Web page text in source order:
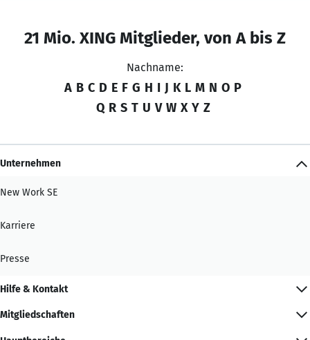
21 Mio. XING Mitglieder, von A bis Z
Nachname:
A B C D E F G H I J K L M N O P
Q R S T U V W X Y Z
Unternehmen
New Work SE
Karriere
Presse
Hilfe & Kontakt
Mitgliedschaften